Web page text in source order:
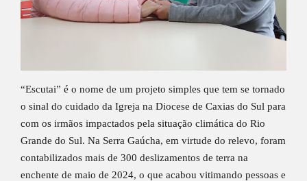
“Escutai” é o nome de um projeto simples que tem se tornado
o sinal do cuidado da Igreja na Diocese de Caxias do Sul para
com os irmãos impactados pela situação climática do Rio
Grande do Sul. Na Serra Gaúcha, em virtude do relevo, foram
contabilizados mais de 300 deslizamentos de terra na
enchente de maio de 2024, o que acabou vitimando pessoas e